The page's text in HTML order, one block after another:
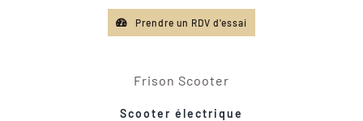
Prendre un RDV d'essai
Frison Scooter
Scooter électrique